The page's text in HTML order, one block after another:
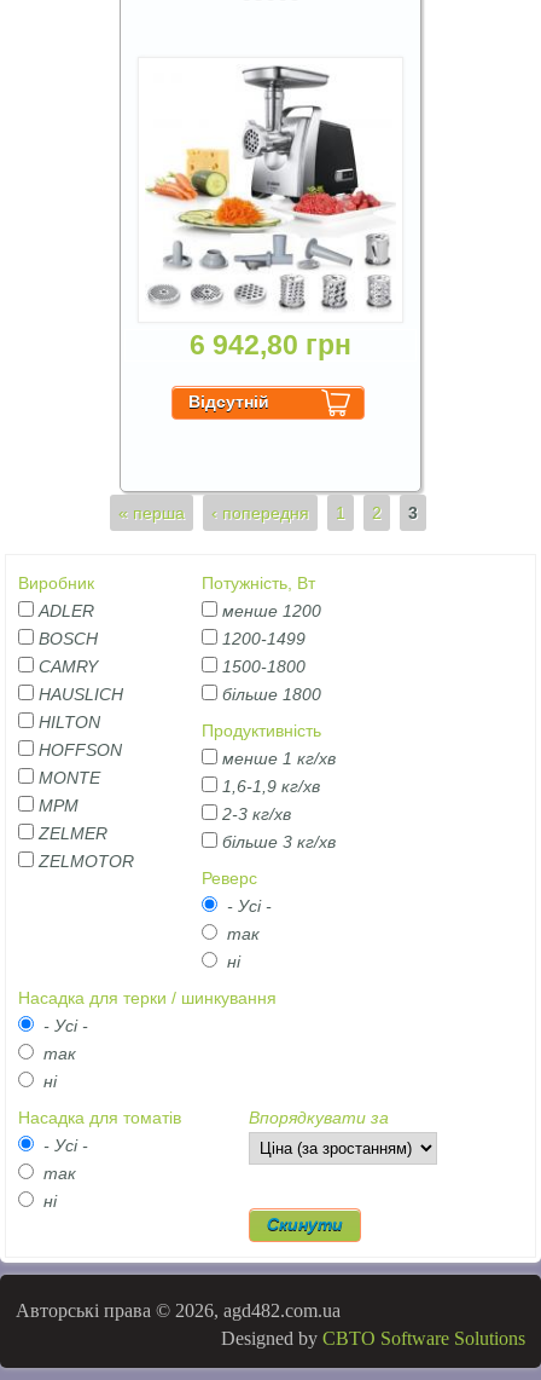
6 942,80 грн
Сторінки« перша ‹ попередня 1 2 3
Виробник
ADLER
BOSCH
CAMRY
HAUSLICH
HILTON
HOFFSON
MONTE
MPM
ZELMER
ZELMOTOR
Потужність, Вт
менше 1200
1200-1499
1500-1800
більше 1800
Продуктивність
менше 1 кг/хв
1,6-1,9 кг/хв
2-3 кг/хв
більше 3 кг/хв
Реверс
- Усі -
так
ні
Насадка для терки / шинкування
- Усі -
так
ні
Насадка для томатів
- Усі -
так
ні
Впорядкувати за
Авторські права © 2026, agd482.com.ua
Designed by CBTO Software Solutions